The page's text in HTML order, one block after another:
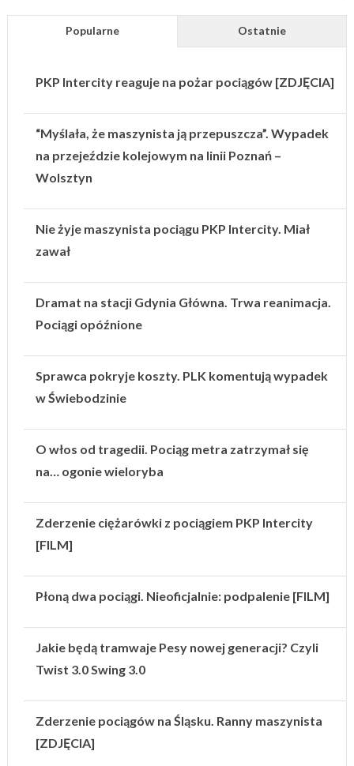
Popularne Ostatnie
PKP Intercity reaguje na pożar pociągów [ZDJĘCIA]
“Myślała, że maszynista ją przepuszcza”. Wypadek
na przejeździe kolejowym na linii Poznań –
Wolsztyn
Nie żyje maszynista pociągu PKP Intercity. Miał
zawał
Dramat na stacji Gdynia Główna. Trwa reanimacja.
Pociągi opóźnione
Sprawca pokryje koszty. PLK komentują wypadek
w Świebodzinie
O włos od tragedii. Pociąg metra zatrzymał się
na… ogonie wieloryba
Zderzenie ciężarówki z pociągiem PKP Intercity
[FILM]
Płoną dwa pociągi. Nieoficjalnie: podpalenie [FILM]
Jakie będą tramwaje Pesy nowej generacji? Czyli
Twist 3.0 Swing 3.0
Zderzenie pociągów na Śląsku. Ranny maszynista
[ZDJĘCIA]